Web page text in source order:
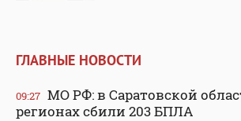
ГЛАВНЫЕ НОВОСТИ
09:27 МО РФ: в Саратовской
регионах сбили 203 БПЛА